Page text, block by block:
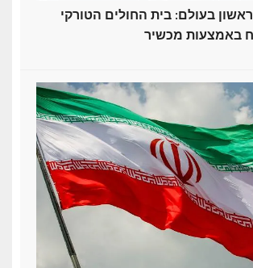
ראשון בעולם: בית החולים הטורקי Güven ביצע